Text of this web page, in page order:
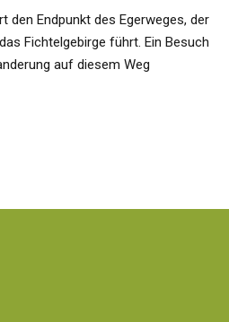
den Endpunkt des Egerweges, der
Fichtelgebirge führt. Ein Besuch
auf diesem Weg